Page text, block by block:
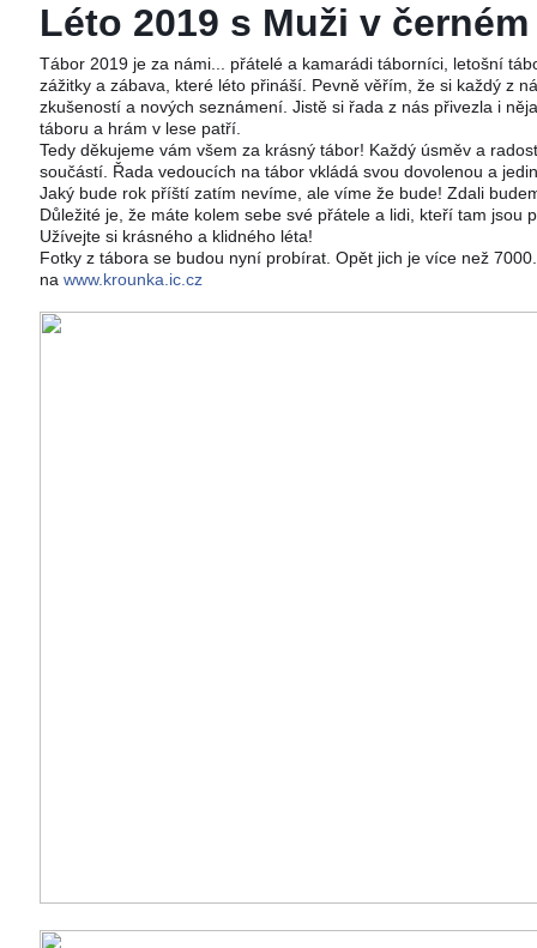
Léto 2019 s Muži v
Tábor 2019 je za námi... přátelé a kamarádi táborníci, letošní
zážitky a zábava, které léto přináší. Pevně věřím, že si každý z
zkušeností a nových seznámení. Jistě si řada z nás přivezla i
táboru a hrám v lese patří.
Tedy děkujeme vám všem za krásný tábor! Každý úsměv a
součástí. Řada vedoucích na tábor vkládá svou dovolenou a
Jaký bude rok příští zatím nevíme, ale víme že bude! Zdali
Důležité je, že máte kolem sebe své přátele a lidi, kteří tam jsou
Užívejte si krásného a klidného léta!
Fotky z tábora se budou nyní probírat. Opět jich je více než
na www.krounka.ic.cz